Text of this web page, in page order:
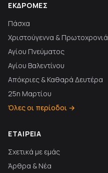
ΕΚΔΡΟΜΈΣ
Πάσχα
Χριστούγεννα & Πρωτοχρονιά
Αγίου Πνεύματος
Αγίου Βαλεντίνου
Απόκριες & Καθαρά Δευτέρα
25η Μαρτίου
Όλες οι περίοδοι →
ΕΤΑΙΡΕΊΑ
Σχετικά με εμάς
Άρθρα & Νέα